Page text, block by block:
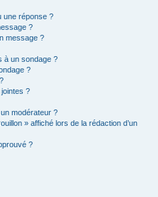
une réponse ?
?
message ?
à un sondage ?
?
?
modérateur ?
» affiché lors de la rédaction d’un
?